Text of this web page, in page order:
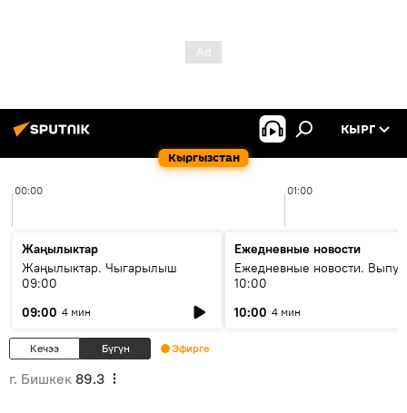
Кыргызстан
КЫРГ
00:00 01:00
Жаңылыктар
Жаңылыктар. Чыгарылыш
09:00
09:00 4 мин
Ежедневные новости
Ежедневные новости.
10:00
10:00 4 мин
Кечээ Бүгүн Эфирге
г. Бишкек 89.3